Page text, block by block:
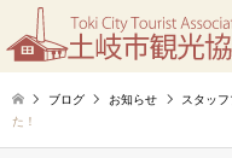
ブログ お知らせ スタッ
た！